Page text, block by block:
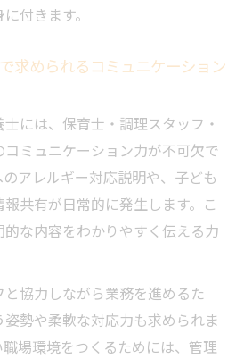
付きます。
求められるコミュニケーション
には、保育士・調理スタッフ・
ミュニケーション力が不可欠で
アレルギー対応説明や、子ども
共有が日常的に発生します。こ
な内容をわかりやすく伝える力
協力しながら業務を進めるた
勢や柔軟な対応力も求められま
場環境をつくるためには、管理